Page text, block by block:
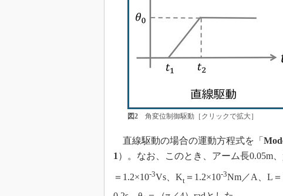
図2角変位制御駆動［クリックで拡大］
直線駆動の場合の運動方程式を「
1 ）。なお、このとき、アーム長0.05m
＝1.2×10-3Vs、Kt ＝1.2×10-3Nm／A、L